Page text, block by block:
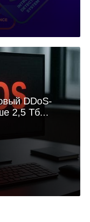
DDoS-
2,5 Тб...